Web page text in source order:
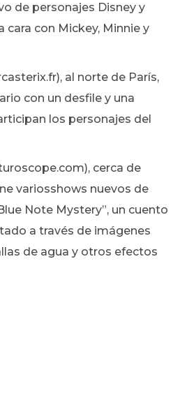
de personajes Disney y
cara con Mickey, Minnie y
al norte de París,
con un desfile y una
los personajes del
cerca de
variosshows nuevos de
Note Mystery”, un cuento
a través de imágenes
de agua y otros efectos